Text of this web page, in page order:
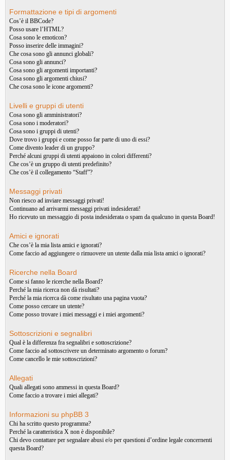
Formattazione e tipi di argomenti
Cos’è il BBCode?
Posso usare l’HTML?
Cosa sono le emoticon?
Posso inserire delle immagini?
Che cosa sono gli annunci globali?
Cosa sono gli annunci?
Cosa sono gli argomenti importanti?
Cosa sono gli argomenti chiusi?
Che cosa sono le icone argomenti?
Livelli e gruppi di utenti
Cosa sono gli amministratori?
Cosa sono i moderatori?
Cosa sono i gruppi di utenti?
Dove trovo i gruppi e come posso far parte di uno di essi?
Come divento leader di un gruppo?
Perché alcuni gruppi di utenti appaiono in colori differenti?
Che cos’è un gruppo di utenti predefinito?
Che cos’è il collegamento “Staff”?
Messaggi privati
Non riesco ad inviare messaggi privati!
Continuano ad arrivarmi messaggi privati indesiderati!
Ho ricevuto un messaggio di posta indesiderata o spam da qualcuno in questa Board!
Amici e ignorati
Che cos’è la mia lista amici e ignorati?
Come faccio ad aggiungere o rimuovere un utente dalla mia lista amici o ignorati?
Ricerche nella Board
Come si fanno le ricerche nella Board?
Perché la mia ricerca non dà risultati?
Perché la mia ricerca dà come risultato una pagina vuota?
Come posso cercare un utente?
Come posso trovare i miei messaggi e i miei argomenti?
Sottoscrizioni e segnalibri
Qual è la differenza fra segnalibri e sottoscrizione?
Come faccio ad sottoscrivere un determinato argomento o forum?
Come cancello le mie sottoscrizioni?
Allegati
Quali allegati sono ammessi in questa Board?
Come faccio a trovare i miei allegati?
Informazioni su phpBB 3
Chi ha scritto questo programma?
Perché la caratteristica X non è disponibile?
Chi devo contattare per segnalare abusi e/o per questioni d’ordine legale concernenti
questa Board?